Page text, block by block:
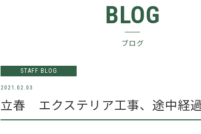
BLOG
ブログ
STAFF BLOG
2021.02.03
立春 エクステリア工事、途中経過